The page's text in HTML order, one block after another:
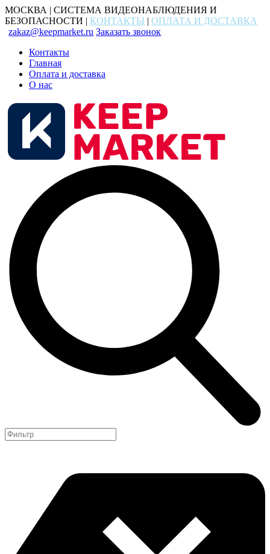
МОСКВА | СИСТЕМА ВИДЕОНАБЛЮДЕНИЯ И
БЕЗОПАСНОСТИ | КОНТАКТЫ | ОПЛАТА И ДОСТАВКА
zakaz@keepmarket.ru Заказать звонок
Контакты
Главная
Оплата и доставка
О нас